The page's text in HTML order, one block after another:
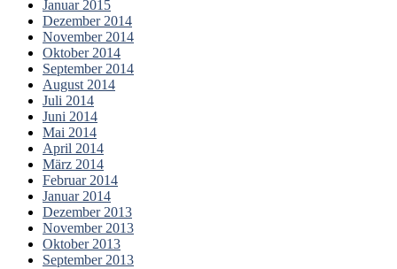
Januar 2015
Dezember 2014
November 2014
Oktober 2014
September 2014
August 2014
Juli 2014
Juni 2014
Mai 2014
April 2014
März 2014
Februar 2014
Januar 2014
Dezember 2013
November 2013
Oktober 2013
September 2013